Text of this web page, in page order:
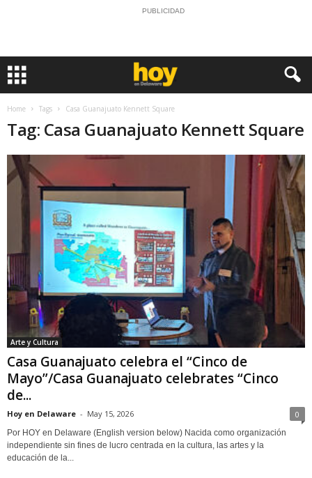
PUBLICIDAD
Home Tags Casa Guanajuato Kennett Square
Tag: Casa Guanajuato Kennett Square
Arte y Cultura
Casa Guanajuato celebra el “Cinco de
Mayo”/Casa Guanajuato celebrates “Cinco
de...
Hoy en Delaware - May 15, 2026 0
Por HOY en Delaware (English version below) Nacida como organización
independiente sin fines de lucro centrada en la cultura, las artes y la
educación de la...